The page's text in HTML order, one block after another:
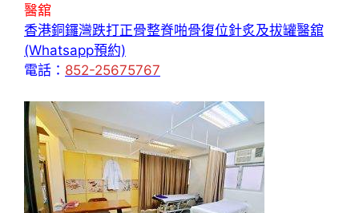
醫舘
香港銅鑼灣跌打正骨整脊啪骨復位針炙及拔罐醫舘
(Whatsapp預約)
電話： 852-25675767